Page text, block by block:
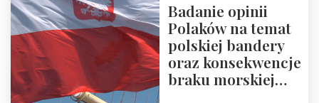
Badanie opinii
Polaków na temat
polskiej bandery
oraz konsekwencje
braku morskiej